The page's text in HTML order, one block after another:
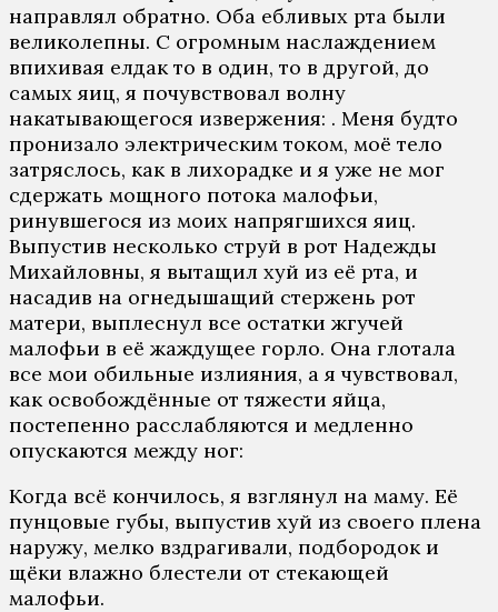
направлял обратно. Оба ебливых рта были
великолепны. С огромным наслаждением
впихивая елдак то в один, то в другой, до
самых яиц, я почувствовал волну
накатывающегося извержения: . Меня будто
пронизало электрическим током, моё тело
затряслось, как в лихорадке и я уже не мог
сдержать мощного потока малофьи,
ринувшегося из моих напрягшихся яиц.
Выпустив несколько струй в рот Надежды
Михайловны, я вытащил хуй из её рта, и
насадив на огнедышащий стержень рот
матери, выплеснул все остатки жгучей
малофьи в её жаждущее горло. Она глотала
все мои обильные излияния, а я чувствовал,
как освобождённые от тяжести яйца,
постепенно расслабляются и медленно
опускаются между ног:
Когда всё кончилось, я взглянул на маму. Её
пунцовые губы, выпустив хуй из своего плена
наружу, мелко вздрагивали, подбородок и
щёки влажно блестели от стекающей
малофьи.